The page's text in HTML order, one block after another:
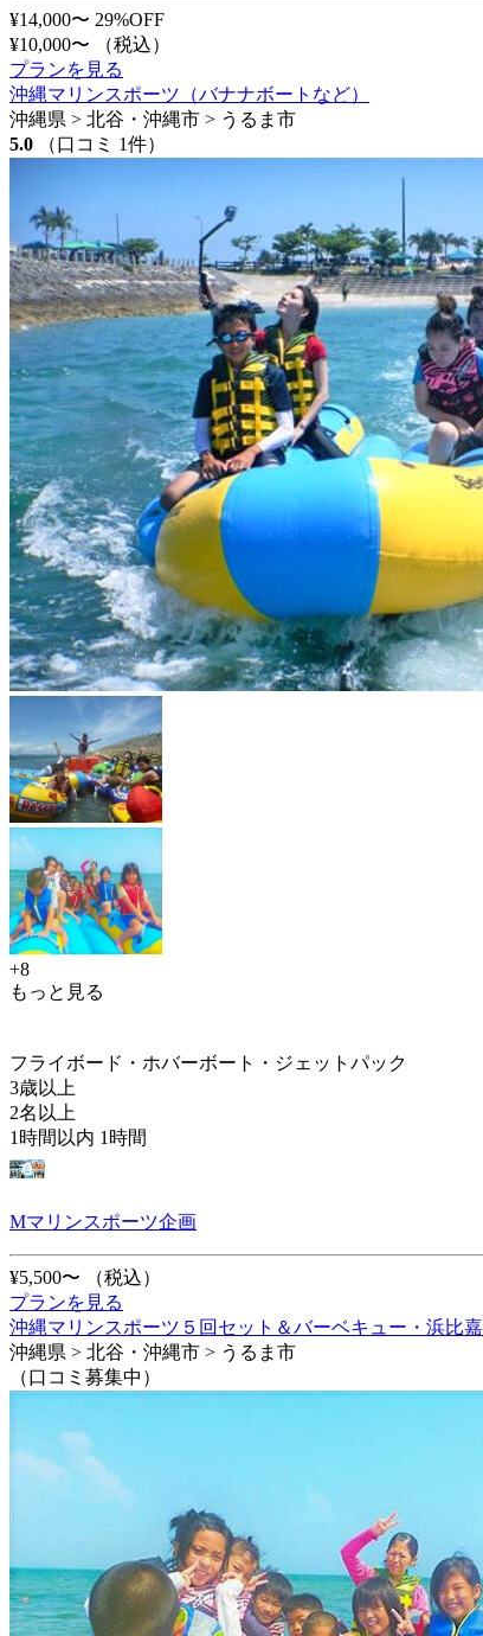
¥14,000〜 29%OFF
¥10,000〜
（税込）
プランを見る
沖縄マリンスポーツ（バナナボートなど）
沖縄県 > 北谷・沖縄市 > うるま市
5.0
（口コミ 1件）
+8
もっと見る
フライボード・ホバーボート・ジェットパック
3歳以上
2名以上
1時間以内 1時間
Mマリンスポーツ企画
¥5,500〜
（税込）
プランを見る
沖縄マリンスポーツ５回セット＆バーベキュー・浜比
沖縄県 > 北谷・沖縄市 > うるま市
（口コミ募集中）